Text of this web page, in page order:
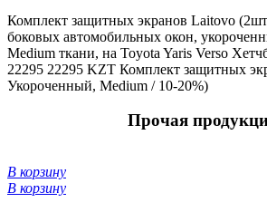
Комплект защитных экранов Laitovo
боковых автомобильных окон,
Medium ткани, на Toyota Yaris Verso
22295 22295 KZT Комплект защитных
Укороченный, Medium / 10-20%)
Прочая
В корзину
В корзину